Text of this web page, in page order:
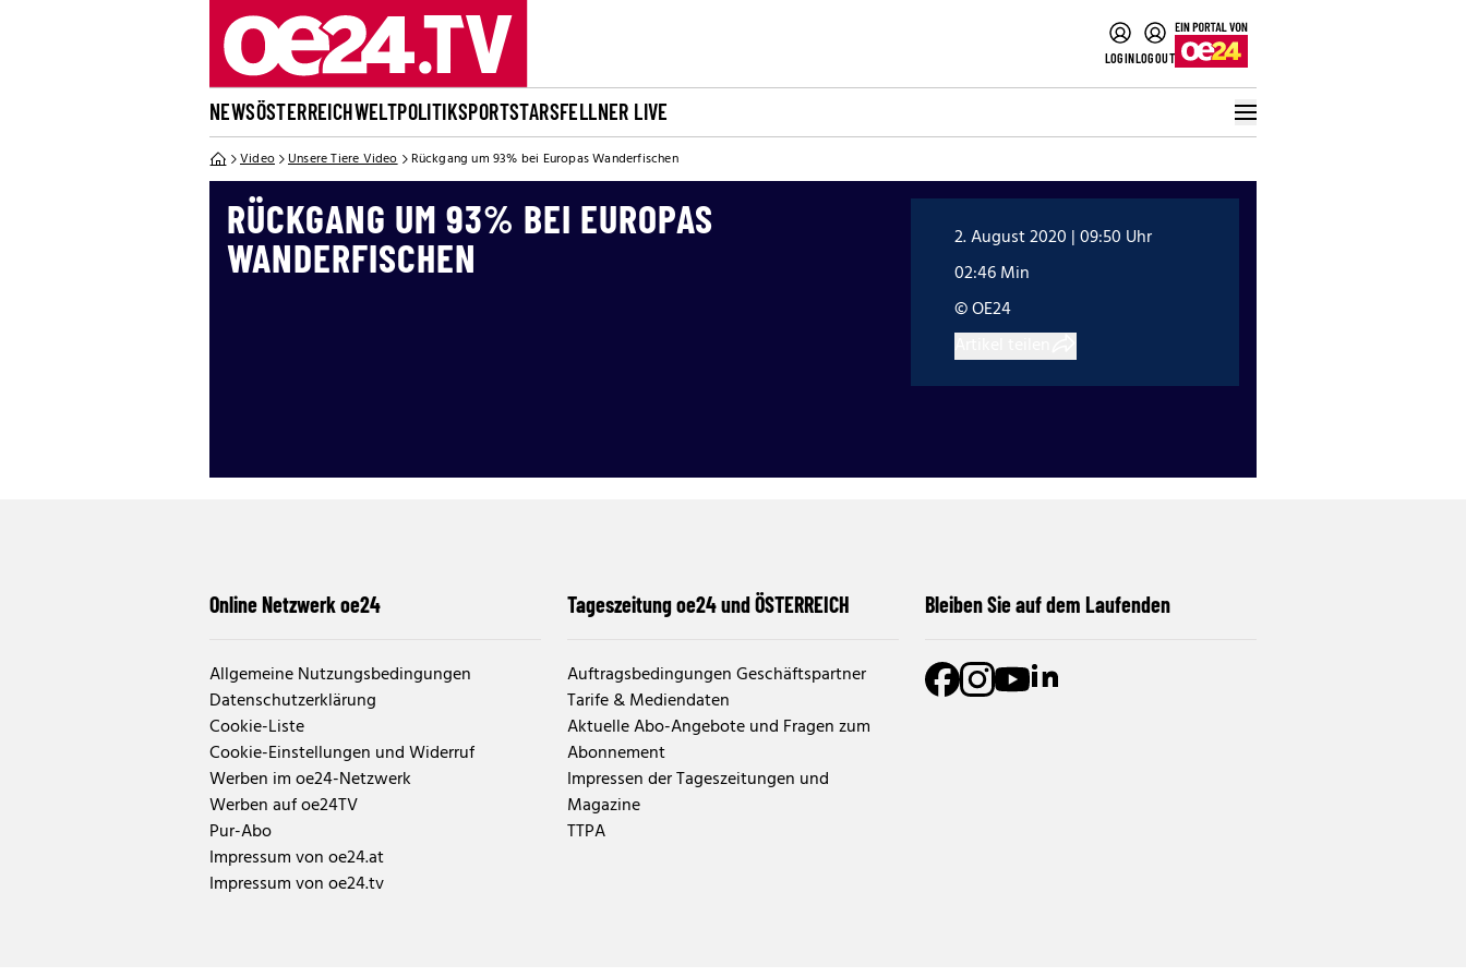
LOGINLOGOUT
NEWSÖSTERREICHWELTPOLITIKSPORTSTARSFELLNER LIVE
Video Unsere Tiere Video Rückgang um 93% bei Europas Wanderfischen
RÜCKGANG UM 93% BEI EUROPAS
WANDERFISCHEN
2. August 2020 | 09:50 Uhr
02:46 Min
© OE24
Online Netzwerk oe24
Allgemeine Nutzungsbedingungen
Datenschutzerklärung
Cookie-Liste
Cookie-Einstellungen und Widerruf
Werben im oe24-Netzwerk
Werben auf oe24TV
Pur-Abo
Impressum von oe24.at
Impressum von oe24.tv
Tageszeitung oe24 und ÖSTERREICH
Auftragsbedingungen Geschäftspartner
Tarife & Mediendaten
Aktuelle Abo-Angebote und Fragen zum
Abonnement
Impressen der Tageszeitungen und
Magazine
TTPA
Bleiben Sie auf dem Laufenden